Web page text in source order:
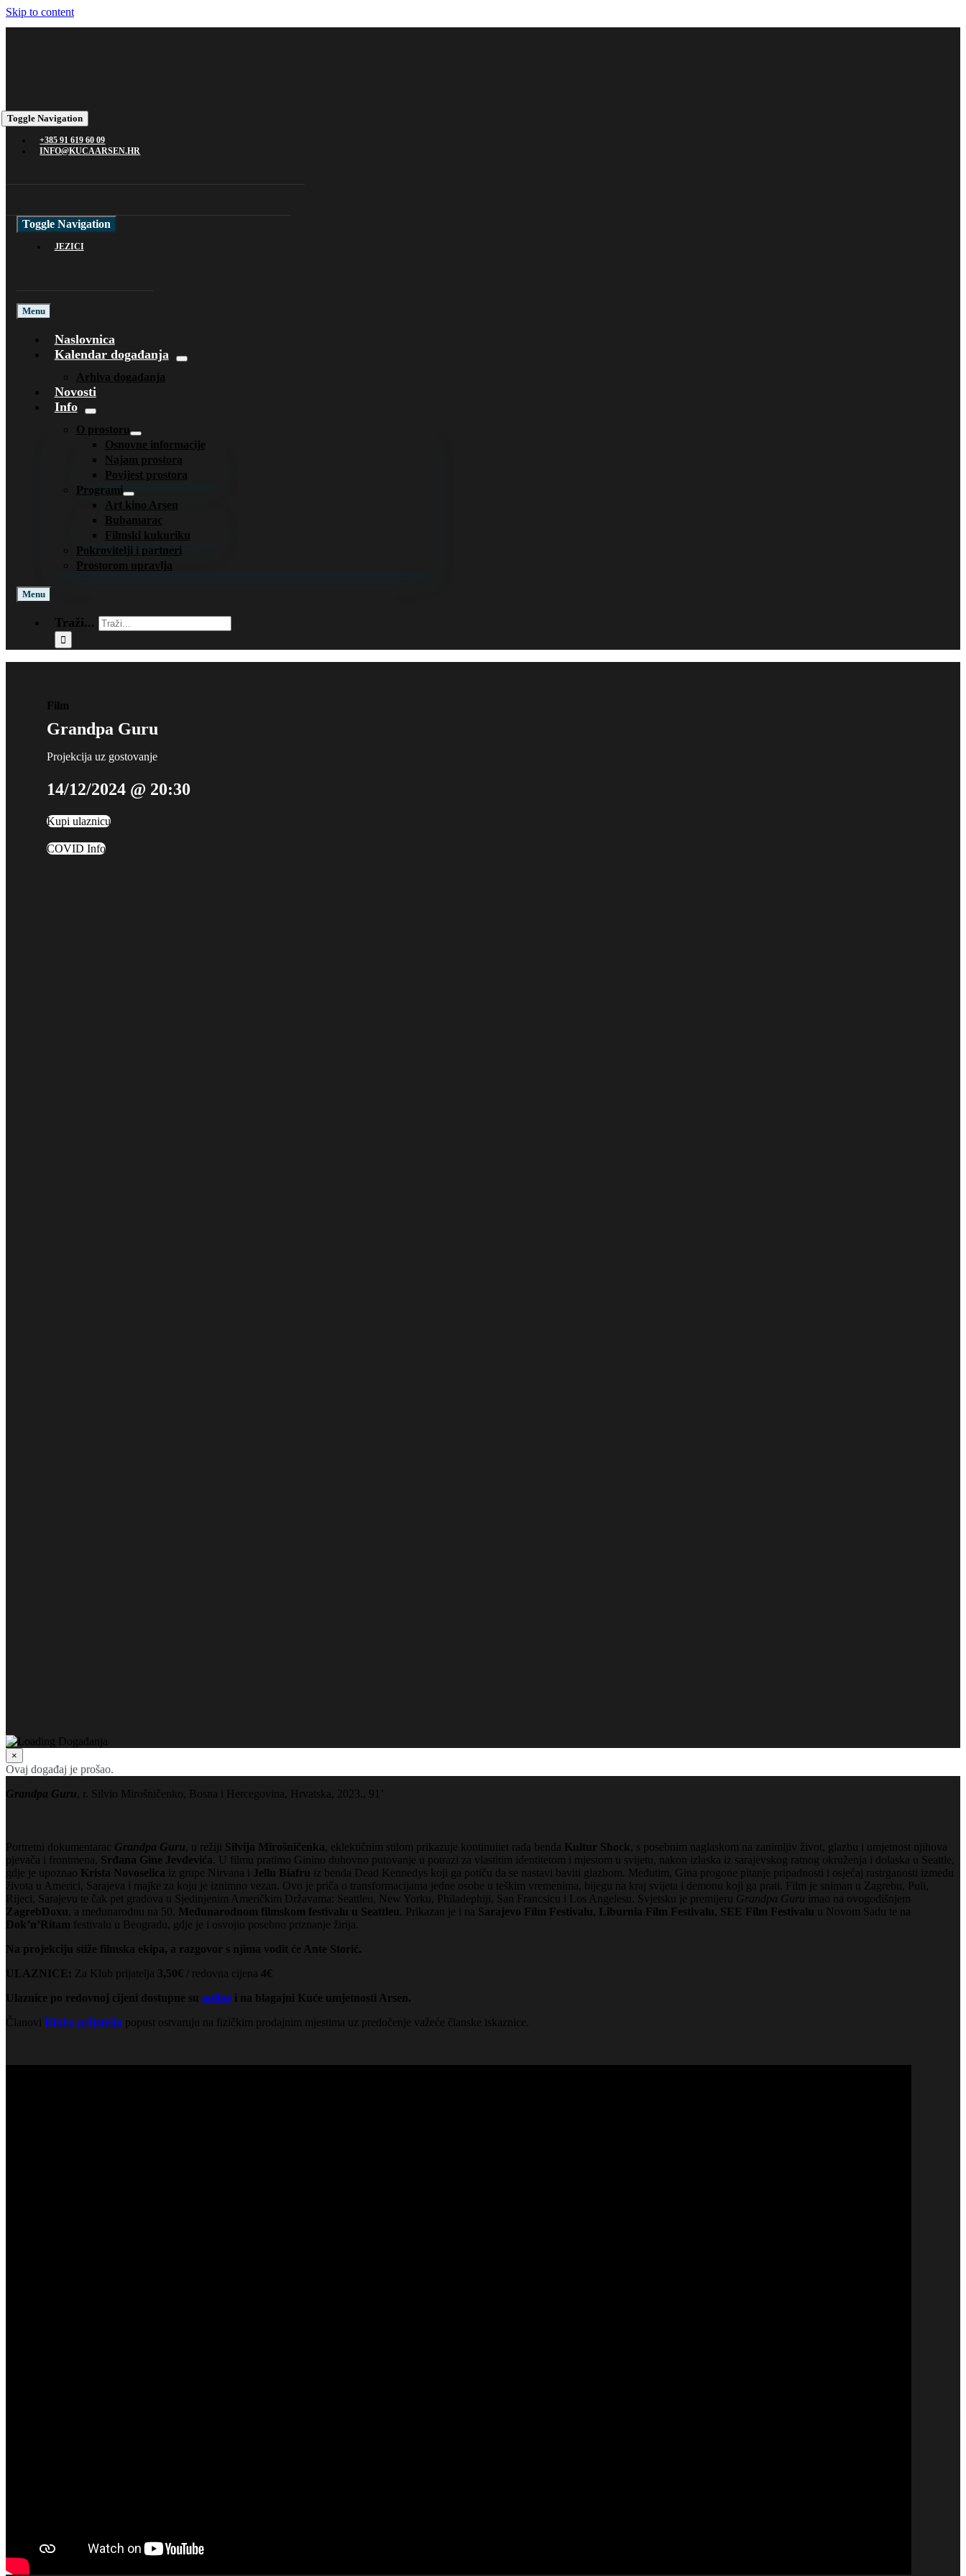
Skip to content
Toggle Navigation
+385 91 619 60 09
INFO@KUCAARSEN.HR
Toggle Navigation
JEZICI
Menu
Naslovnica
Kalendar događanja
Arhiva događanja
Novosti
Info
O prostoru
Osnovne informacije
Najam prostora
Povijest prostora
Programi
Art kino Arsen
Bubamarac
Filmski kukuriku
Pokrovitelji i partneri
Prostorom upravlja
Menu
Traži...
Film
Grandpa Guru
Projekcija uz gostovanje
14/12/2024 @ 20:30
Kupi ulaznicu
COVID Info
×
Ovaj događaj je prošao.
Grandpa Guru, r. Silvio Mirošničenko, Bosna i Hercegovina, Hrvatska, 2023., 91’
Portretni dokumentarac Grandpa Guru, u režiji Silvija Mirošničenka, eklektičnim stilom prikazuje kontinuitet rada benda Kultur Shock, s posebnim naglaskom na zanimljiv život, glazbu i umjetnost njihova
pjevača i frontmena, Srđana Gine Jevđevića . U filmu pratimo Ginino duhovno putovanje u potrazi za vlastitim identitetom i mjestom u svijetu, nakon izlaska iz sarajevskog ratnog okruženja i dolaska u Seattle,
gdje je upoznao Krista Novoselica iz grupe Nirvana i Jellu Biafru iz benda Dead Kennedys koji ga potiču da se nastavi baviti glazbom. Međutim, Gina progone pitanje pripadnosti i osjećaj rastrganosti između
života u Americi, Sarajeva i majke za koju je iznimno vezan. Ovo je priča o transformacijama jedne osobe u teškim vremenima, bijegu na kraj svijeta i demonu koji ga prati. Film je sniman u Zagrebu, Puli,
Rijeci, Sarajevu te čak pet gradova u Sjedinjenim Američkim Državama: Seattleu, New Yorku, Philadephiji, San Francsicu i Los Angelesu. Svjetsku je premijeru Grandpa Guru imao na ovogodišnjem
ZagrebDoxu, a međunarodnu na 50. Međunarodnom filmskom festivalu u Seattleu . Prikazan je i na Sarajevo Film Festivalu, Liburnia Film Festivalu, SEE Film Festivalu u Novom Sadu te na
Dok’n’Ritam festivalu u Beogradu, gdje je i osvojio posebno priznanje žirija.
Na projekciju stiže filmska ekipa, a razgovor s njima vodit će Ante Storić.
ULAZNICE: Za Klub prijatelja 3,50€ / redovna cijena 4€
Ulaznice po redovnoj cijeni dostupne su online i na blagajni Kuće umjetnosti Arsen.
Članovi Kluba prijatelja popust ostvaruju na fizičkim prodajnim mjestima uz predočenje važeće članske iskaznice.